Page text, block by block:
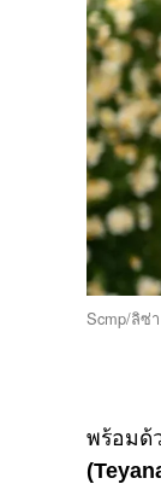
Scmp/ลิซ่
พร้อมด้